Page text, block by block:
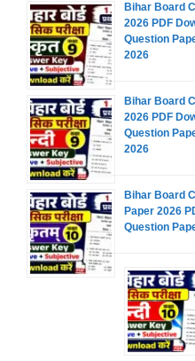
Bihar Board
2026 PDF
Question
2026
Bihar Board
2026 PDF
Question
2026
Bihar Board
Paper 2026
Question